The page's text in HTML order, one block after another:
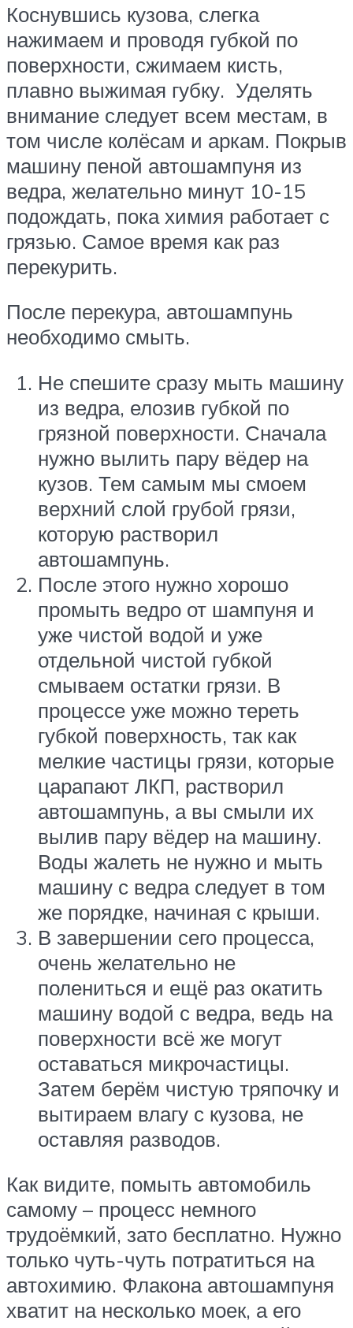
Коснувшись кузова, слегка
нажимаем и проводя губкой по
поверхности, сжимаем кисть,
плавно выжимая губку. Уделять
внимание следует всем местам, в
том числе колёсам и аркам. Покрыв
машину пеной автошампуня из
ведра, желательно минут 10-15
подождать, пока химия работает с
грязью. Самое время как раз
перекурить.
После перекура, автошампунь
необходимо смыть.
Не спешите сразу мыть машину
из ведра, елозив губкой по
грязной поверхности. Сначала
нужно вылить пару вёдер на
кузов. Тем самым мы смоем
верхний слой грубой грязи,
которую растворил
автошампунь.
После этого нужно хорошо
промыть ведро от шампуня и
уже чистой водой и уже
отдельной чистой губкой
смываем остатки грязи. В
процессе уже можно тереть
губкой поверхность, так как
мелкие частицы грязи, которые
царапают ЛКП, растворил
автошампунь, а вы смыли их
вылив пару вёдер на машину.
Воды жалеть не нужно и мыть
машину с ведра следует в том
же порядке, начиная с крыши.
В завершении сего процесса,
очень желательно не
полениться и ещё раз окатить
машину водой с ведра, ведь на
поверхности всё же могут
оставаться микрочастицы.
Затем берём чистую тряпочку и
вытираем влагу с кузова, не
оставляя разводов.
Как видите, помыть автомобиль
самому – процесс немного
трудоёмкий, зато бесплатно. Нужно
только чуть-чуть потратиться на
автохимию. Флакона автошампуня
хватит на несколько моек, а его